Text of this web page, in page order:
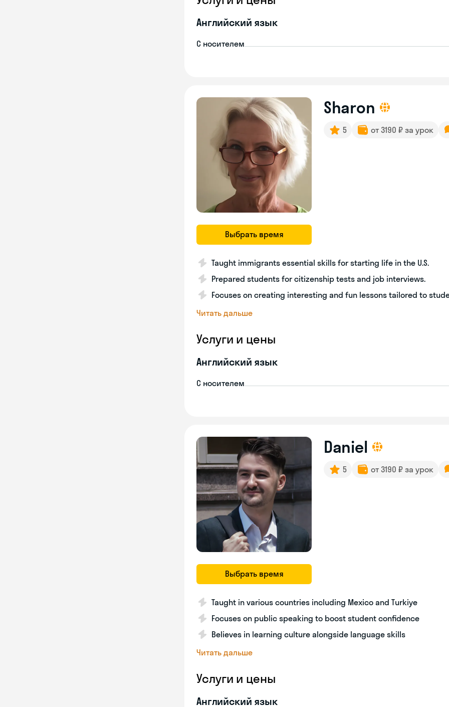
Английский язык
С носителем
Выбрать время
Sharon
5 от 3190 ₽ за урок
Taught immigrants essential skills for starting life in the U.S.
Prepared students for citizenship tests and job interviews.
Focuses on creating interesting and fun lessons tailored to
Читать дальше
Услуги и цены
Английский язык
С носителем
Выбрать время
Daniel
5 от 3190 ₽ за урок
Taught in various countries including Mexico and Turkiye
Focuses on public speaking to boost student confidence
Believes in learning culture alongside language skills
Читать дальше
Услуги и цены
Английский язык